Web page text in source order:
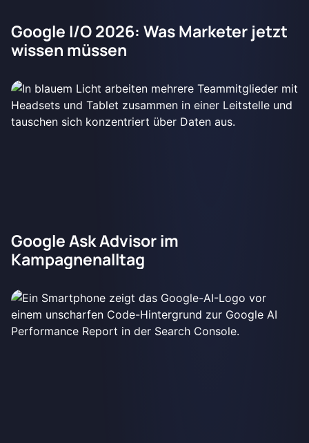
Google I/O 2026: Was Marketer jetzt
wissen müssen
Google Ask Advisor im
Kampagnenalltag